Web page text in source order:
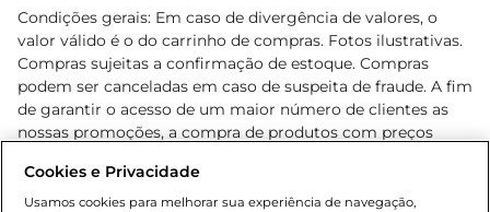
Condições gerais: Em caso de divergência de valores, o
valor válido é o do carrinho de compras. Fotos ilustrativas.
Compras sujeitas a confirmação de estoque. Compras
podem ser canceladas em caso de suspeita de fraude. A fim
de garantir o acesso de um maior número de clientes as
nossas promoções, a compra de produtos com preços
cliente. Os preços, ofertas e condições são exclusivos para
o e-commerce e válidos durante o dia de hoje, podendo
Cookies e Privacidade
Usamos cookies para melhorar sua experiência de navegação,